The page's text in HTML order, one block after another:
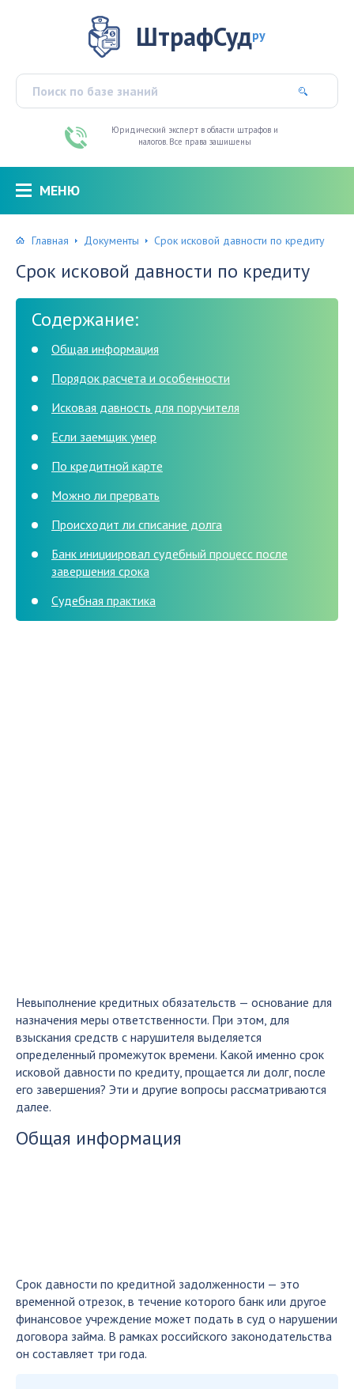
ШтрафСудру
Юридический эксперт в области штрафов и
налогов. Все права защищены
МЕНЮ
Главная Документы Срок исковой давности по кредиту
Срок исковой давности по кредиту
Содержание:
Общая информация
Порядок расчета и особенности
Исковая давность для поручителя
Если заемщик умер
По кредитной карте
Можно ли прервать
Происходит ли списание долга
Банк инициировал судебный процесс после
завершения срока
Судебная практика
Невыполнение кредитных обязательств — основание для
назначения меры ответственности. При этом, для
взыскания средств с нарушителя выделяется
определенный промежуток времени. Какой именно срок
исковой давности по кредиту, прощается ли долг, после
его завершения? Эти и другие вопросы рассматриваются
далее.
Общая информация
Срок давности по кредитной задолженности — это
временной отрезок, в течение которого банк или другое
финансовое учреждение может подать в суд о нарушении
договора займа. В рамках российского законодательства
он составляет три года.